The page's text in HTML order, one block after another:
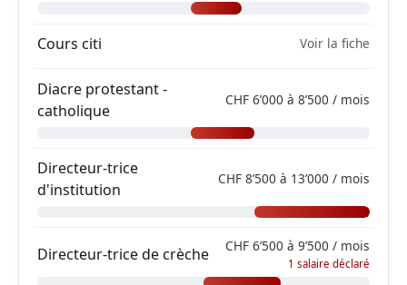
Cours citi Voir la fiche
Diacre protestant -
catholique
CHF 6’000 à 8’500 / mois
Directeur-trice
d'institution
CHF 8’500 à 13’000 / mois
Directeur-trice de crèche CHF 6’500 à 9’500 / mois
1 salaire déclaré